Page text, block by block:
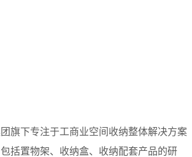
旗下专注于工商业空间收纳整体解决方案
括置物架、收纳盒、收纳配套产品的研